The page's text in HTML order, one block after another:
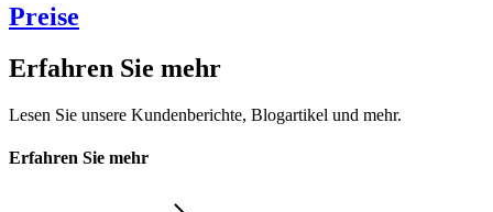
Preise
Erfahren Sie mehr
Lesen Sie unsere Kundenberichte, Blogartikel und mehr.
Erfahren Sie mehr